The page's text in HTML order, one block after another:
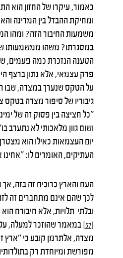
כאמור, עיקרו של החזון הוא
ומחיקת ההבדל בין המדינה
משמעות החיבור הזה? ומהו
במסגרתו? משהו ממשמעותו
הטענה הנזכרת כמה פעמים,
פרק עצמאי, אלא נתון ברצף
על הטקס שנערך במצדה, שבו
גיבוריו של סיפור מצדה
"כל חציצה בין פסוק זה של
ושום גוון מלאכותי לא נתערב
יום העצמאות כאילו הוא
העתיקים, האומרים לו:
העם והארץ כרוכים זה בזה,
לכך שהם אינם מתחברים זה
ובלתי־תלויות, אלא חיבורם
[57]
במאמר שהוזכר למעלה,
מצדה, אלתרמן קובע כי
מפורשת ומיוחדת רק